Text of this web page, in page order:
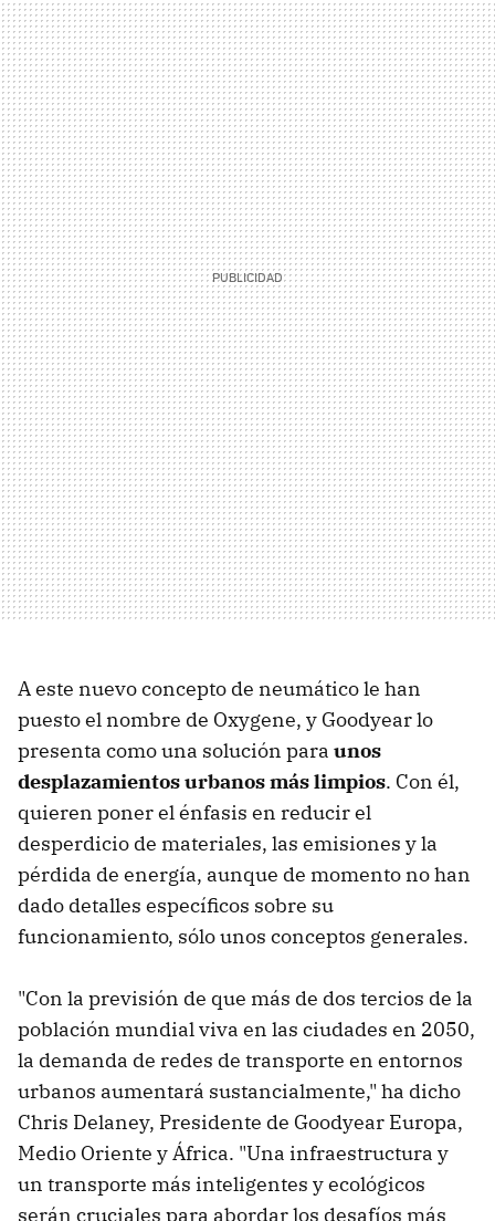
A este nuevo concepto de neumático le han
puesto el nombre de Oxygene, y Goodyear lo
presenta como una solución para unos
desplazamientos urbanos más limpios. Con él,
quieren poner el énfasis en reducir el
desperdicio de materiales, las emisiones y la
pérdida de energía, aunque de momento no han
dado detalles específicos sobre su
funcionamiento, sólo unos conceptos generales.
"Con la previsión de que más de dos tercios de la
población mundial viva en las ciudades en 2050,
la demanda de redes de transporte en entornos
urbanos aumentará sustancialmente," ha dicho
Chris Delaney, Presidente de Goodyear Europa,
Medio Oriente y África. "Una infraestructura y
un transporte más inteligentes y ecológicos
serán cruciales para abordar los desafíos más